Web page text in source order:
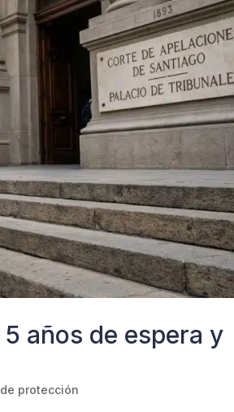
años de espera y
protección